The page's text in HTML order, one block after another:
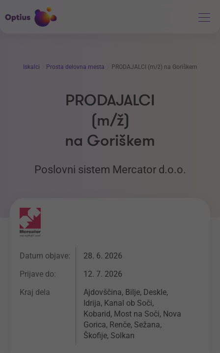
Iskalci Prosta delovna mesta PRODAJALCI (m/ž) na Goriškem
PRODAJALCI
(m/ž)
na Goriškem
Poslovni sistem Mercator d.o.o.
Datum objave:
28. 6. 2026
Prijave do:
12. 7. 2026
Kraj dela
Ajdovščina, Bilje, Deskle,
Idrija, Kanal ob Soči,
Kobarid, Most na Soči, Nova
Gorica, Renče, Sežana,
Škofije, Solkan